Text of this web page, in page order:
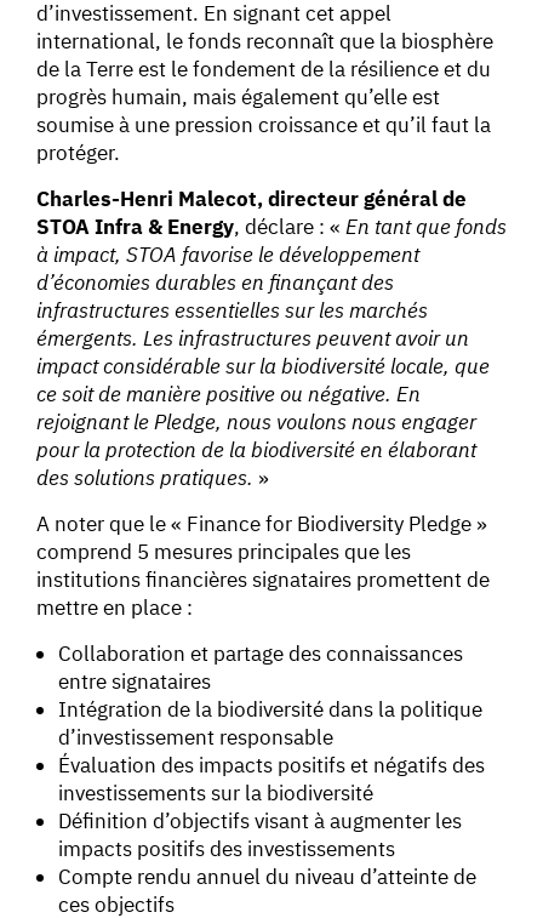
d’investissement. En signant cet appel
international, le fonds reconnaît que la biosphère
de la Terre est le fondement de la résilience et du
progrès humain, mais également qu’elle est
soumise à une pression croissance et qu’il faut la
protéger.
Charles-Henri Malecot, directeur général de
STOA Infra & Energy, déclare : « En tant que fonds
à impact, STOA favorise le développement
d’économies durables en finançant des
infrastructures essentielles sur les marchés
émergents. Les infrastructures peuvent avoir un
impact considérable sur la biodiversité locale, que
ce soit de manière positive ou négative. En
rejoignant le Pledge, nous voulons nous engager
pour la protection de la biodiversité en élaborant
des solutions pratiques. »
A noter que le « Finance for Biodiversity Pledge »
comprend 5 mesures principales que les
institutions financières signataires promettent de
mettre en place :
Collaboration et partage des connaissances
entre signataires
Intégration de la biodiversité dans la politique
d’investissement responsable
Évaluation des impacts positifs et négatifs des
investissements sur la biodiversité
Définition d’objectifs visant à augmenter les
impacts positifs des investissements
Compte rendu annuel du niveau d’atteinte de
ces objectifs